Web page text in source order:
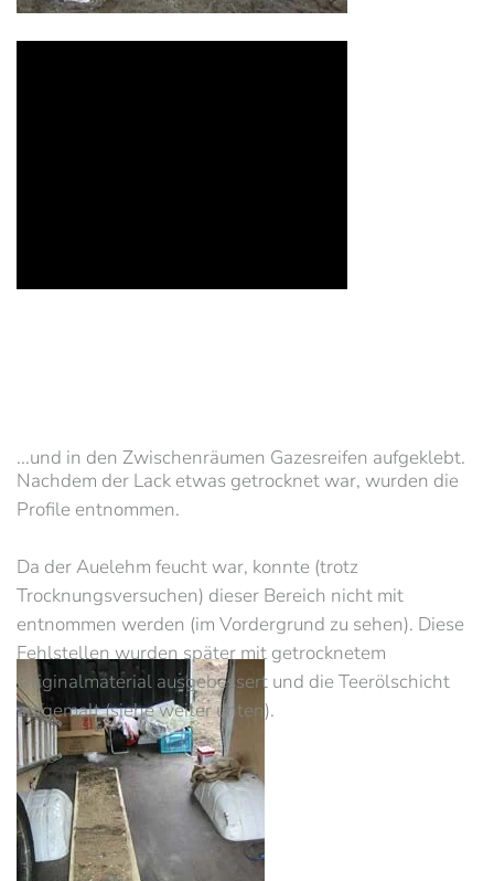
...und in den Zwischenräumen Gazesreifen aufgeklebt.
Nachdem der Lack etwas getrocknet war, wurden die
Profile entnommen.
Da der Auelehm feucht war, konnte (trotz
Trocknungsversuchen) dieser Bereich nicht mit
entnommen werden (im Vordergrund zu sehen). Diese
Fehlstellen wurden später mit getrocknetem
Originalmaterial ausgebessert und die Teerölschicht
aufgemalt (siehe weiter unten).